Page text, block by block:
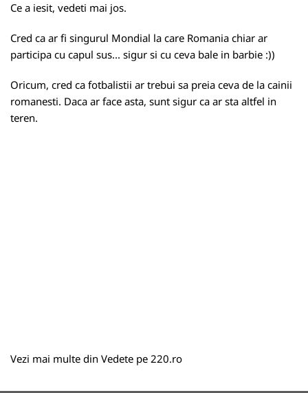
Ce a iesit, vedeti mai jos.
Cred ca ar fi singurul Mondial la care Romania chiar ar
participa cu capul sus... sigur si cu ceva bale in barbie :))
Oricum, cred ca fotbalistii ar trebui sa preia ceva de la cainii
romanesti. Daca ar face asta, sunt sigur ca ar sta altfel in
teren.
Vezi mai multe din Vedete pe 220.ro